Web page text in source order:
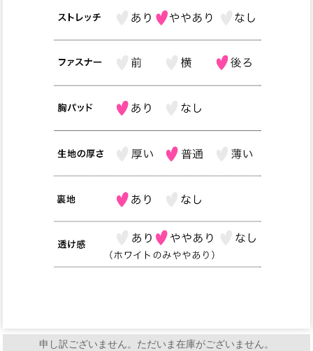
申し訳ございません。ただいま在庫がございません。